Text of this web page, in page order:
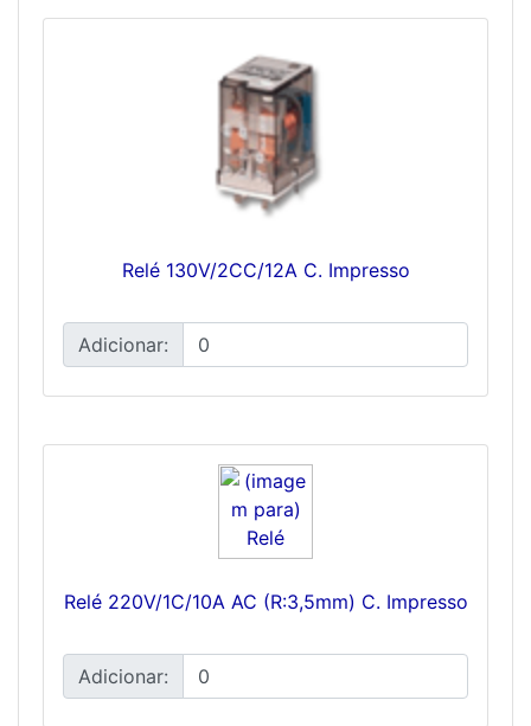
Relé 130V/2CC/12A C. Impresso
Adicionar:
Relé 220V/1C/10A AC (R:3,5mm) C. Impresso
Adicionar: